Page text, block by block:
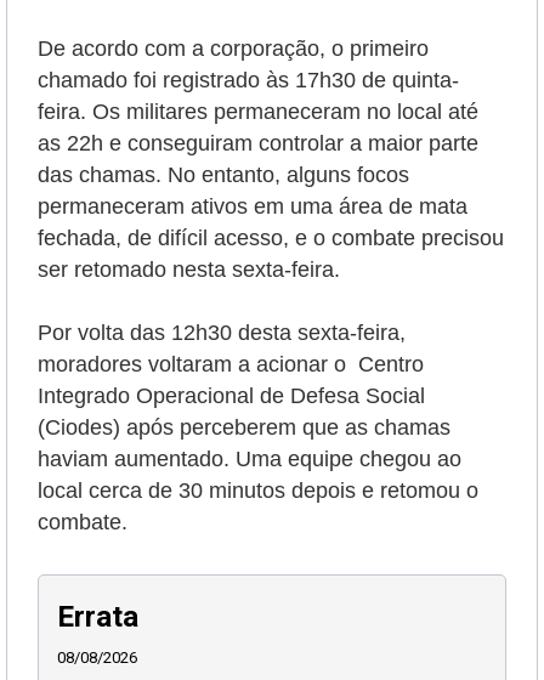
De acordo com a corporação, o primeiro
chamado foi registrado às 17h30 de quinta-
feira. Os militares permaneceram no local até
as 22h e conseguiram controlar a maior parte
das chamas. No entanto, alguns focos
permaneceram ativos em uma área de mata
fechada, de difícil acesso, e o combate precisou
ser retomado nesta sexta-feira.
Por volta das 12h30 desta sexta-feira,
moradores voltaram a acionar o Centro
Integrado Operacional de Defesa Social
(Ciodes) após perceberem que as chamas
haviam aumentado. Uma equipe chegou ao
local cerca de 30 minutos depois e retomou o
combate.
Errata
08/08/2026